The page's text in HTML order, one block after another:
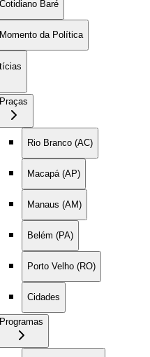
Cotidiano Baré
Momento da Política
Praças
Rio Branco (AC)
Macapá (AP)
Manaus (AM)
Belém (PA)
Porto Velho (RO)
Cidades
Programas